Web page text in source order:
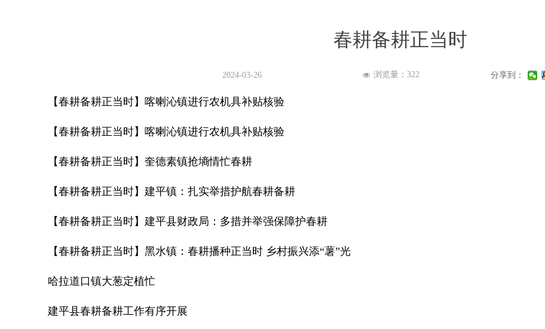
春耕备耕正当时
2024-03-26 넶 浏览量： 322 分享到：
【春耕备耕正当时】喀喇沁镇进行农机具补贴核验
【春耕备耕正当时】喀喇沁镇进行农机具补贴核验
【春耕备耕正当时】奎德素镇抢墒情忙春耕
【春耕备耕正当时】建平镇：扎实举措护航春耕备耕
【春耕备耕正当时】建平县财政局：多措并举强保障护春耕
【春耕备耕正当时】黑水镇：春耕播种正当时 乡村振兴添“薯”光
哈拉道口镇大葱定植忙
建平县春耕备耕工作有序开展